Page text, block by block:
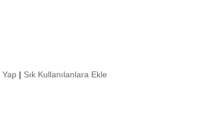
Yap | Sık Kullanılanlara Ekle